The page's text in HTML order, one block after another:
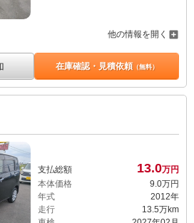
他の情報を開く
在庫確認・見積依頼（無料）
支払総額 13.0万円
本体価格
9.0万円
年式
2012年
走行
13.5万km